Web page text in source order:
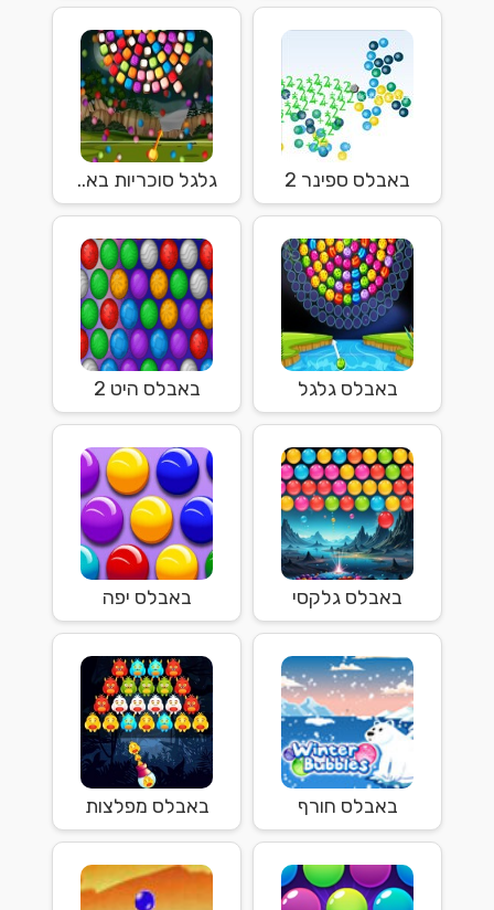
באבלס ספינר 2 גלגל סוכריות בא..
באבלס גלגל באבלס היט 2
באבלס גלקסי באבלס יפה
באבלס חורף באבלס מפלצות